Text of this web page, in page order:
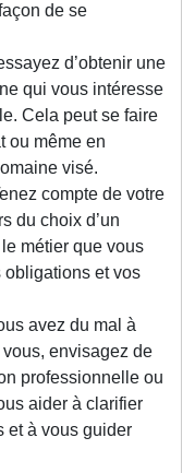
de se
d’obtenir une
qui vous intéresse
Cela peut se faire
ou même en
visé.
compte de votre
du choix d’un
métier que vous
et vos
avez du mal à
envisagez de
professionnelle ou
aider à clarifier
et à vous guider